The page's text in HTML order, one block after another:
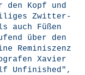
den Kopf und
Zwit­ter­
auch Füßen
über den
Remi­nis­zenz
Xavier
Unfi­nis­hed",